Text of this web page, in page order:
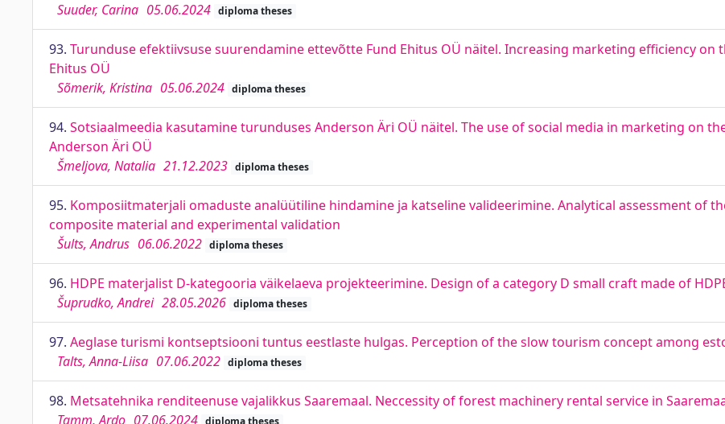
Suuder, Carina 05.06.2024 diploma theses
93. Turunduse efektiivsuse suurendamine ettevõtte Fund Ehitus OÜ näitel. Increasing marketing efficiency on
Ehitus OÜ
Sõmerik, Kristina 05.06.2024 diploma theses
94. Sotsiaalmeedia kasutamine turunduses Anderson Äri OÜ näitel. The use of social media in marketing on
Anderson Äri OÜ
Šmeljova, Natalia 21.12.2023 diploma theses
95. Komposiitmaterjali omaduste analüütiline hindamine ja katseline valideerimine. Analytical assessment of
composite material and experimental validation
Šults, Andrus 06.06.2022 diploma theses
96. HDPE materjalist D-kategooria väikelaeva projekteerimine. Design of a category D small craft made of
Šuprudko, Andrei 28.05.2026 diploma theses
97. Aeglase turismi kontseptsiooni tuntus eestlaste hulgas. Perception of the slow tourism concept among
Talts, Anna-Liisa 07.06.2022 diploma theses
98. Metsatehnika renditeenuse vajalikkus Saaremaal. Neccessity of forest machinery rental service in
Tamm, Ardo 07.06.2024 diploma theses